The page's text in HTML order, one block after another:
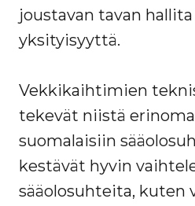
joustavan tavan hallita
yksityisyyttä.
Vekkikaihtimien
tekevät niistä
suomalaisiin
kestävät hyvin
sääolosuhteita, kuten